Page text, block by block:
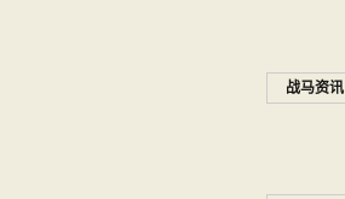
战马资讯